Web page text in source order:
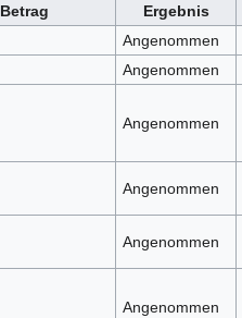
Betrag Ergebnis
Angenommen
Angenommen
Angenommen
Angenommen
Angenommen
Angenommen